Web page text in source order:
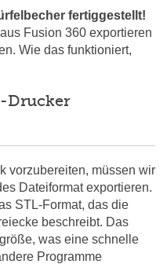
fertiggestellt!
Fusion 360 exportieren
Wie das funktioniert,
Drucker
vorzubereiten, müssen wir
Dateiformat exportieren.
STL-Format, das die
beschreibt. Das
was eine schnelle
Programme